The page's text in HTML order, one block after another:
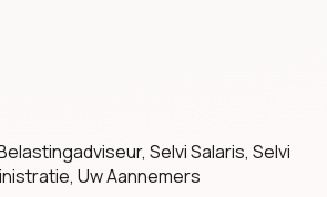
Selvi Salaris, Selvi
Uw Aannemers